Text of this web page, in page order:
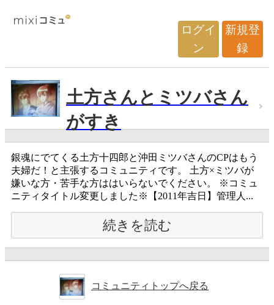
ログイ
ン
新規登
録
土方さんとミツバさん
がすき
銀魂にでてくる土方十四郎と沖田ミツバさんのCPはもう
夫婦だ！と主張するコミュニティです。 土方×ミツバが
嫌いな方・苦手な方ははいらないでください。 ※コミュ
ニティタイトル変更しました※【2011年吉日】管理人...
続きを読む
コミュニティトップへ戻る